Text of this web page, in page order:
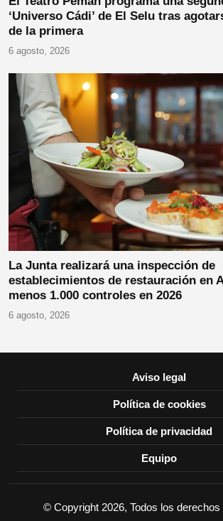
‘Universo Cádi’ de El Selu tras
de la primera
6 agosto, 2026
La Junta realizará una inspección de
establecimientos de restauración en
menos 1.000 controles en 2026
6 agosto, 2026
Aviso legal
Política de cookies
Política de privacidad
Equipo
© Copyright 2026, Todos los